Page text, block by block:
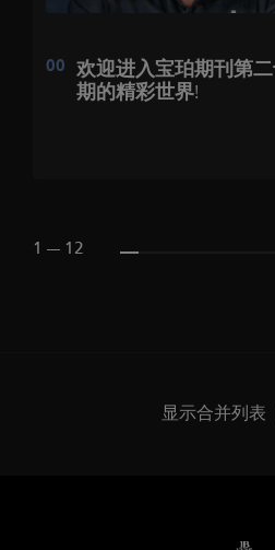
00
欢迎进入宝珀期刊第二
期的精彩世界!
1 --- 12
显示合并列表